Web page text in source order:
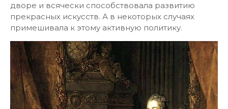
дворе и всячески способствовала развитию
прекрасных искусств. А в некоторых случаях
примешивала к этому активную политику.